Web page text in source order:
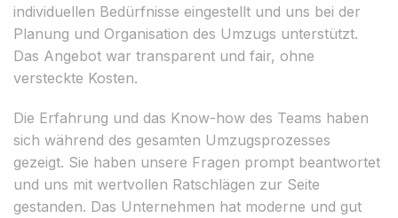
individuellen Bedürfnisse eingestellt und uns bei der
Planung und Organisation des Umzugs unterstützt.
Das Angebot war transparent und fair, ohne
versteckte Kosten.
Die Erfahrung und das Know-how des Teams haben
sich während des gesamten Umzugsprozesses
gezeigt. Sie haben unsere Fragen prompt beantwortet
und uns mit wertvollen Ratschlägen zur Seite
gestanden. Das Unternehmen hat moderne und gut